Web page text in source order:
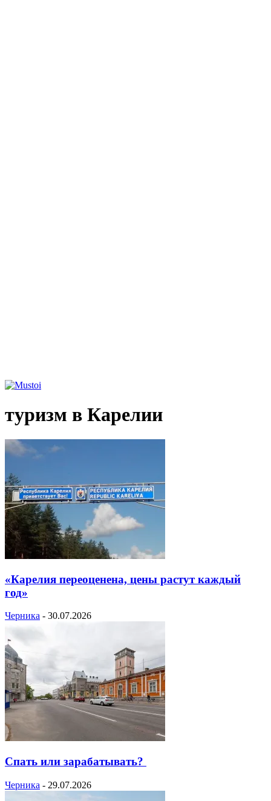
туризм в Карелии
«Карелия переоценена, цены растут каждый
год»
Черника - 30.07.2026
Спать или зарабатывать?
Черника - 29.07.2026